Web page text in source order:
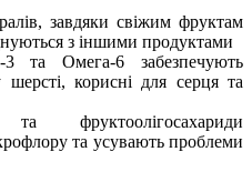
завдяки свіжим фруктам
з іншими продуктами
та Омега-6 забезпечують
корисні для серця та
та фруктоолігосахариди
та усувають проблеми